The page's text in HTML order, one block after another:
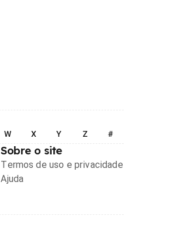
W X Y Z #
Sobre o site
Termos de uso e privacidade
Ajuda